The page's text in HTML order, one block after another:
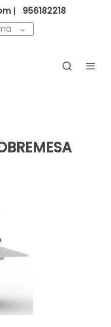
|
956182218